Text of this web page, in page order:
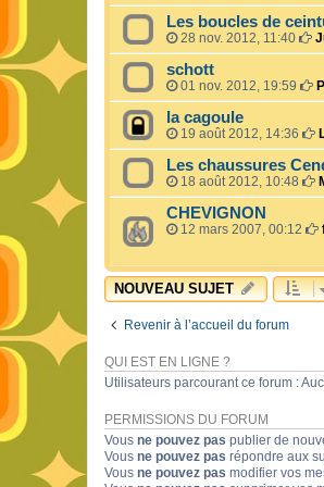
Les boucles de
28 nov. 2012, 11:40
schott
01 nov. 2012, 19:59
la cagoule
19 août 2012, 14:36
Les chaussures
18 août 2012, 10:48
CHEVIGNON
12 mars 2007, 00:12
NOUVEAU SUJET
Revenir à l’accueil du forum
QUI EST EN LIGNE ?
Utilisateurs parcourant ce forum :
PERMISSIONS DU FORUM
Vous ne pouvez pas publier de
Vous ne pouvez pas répondre aux
Vous ne pouvez pas modifier vos